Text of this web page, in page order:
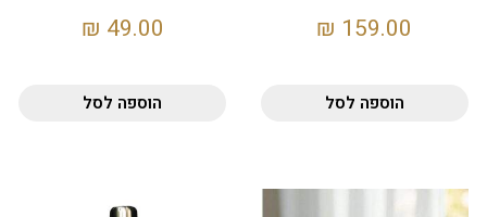
159.00
₪
הוספה לסל
49.00
₪
הוספה לסל